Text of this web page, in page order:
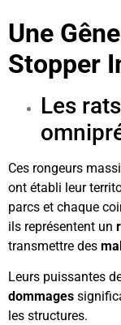
Une
Stopper
Les
Ces rongeurs
ont établi leur
parcs et chaque
ils représentent un
transmettre des
Leurs puissantes
dommages
les structures.